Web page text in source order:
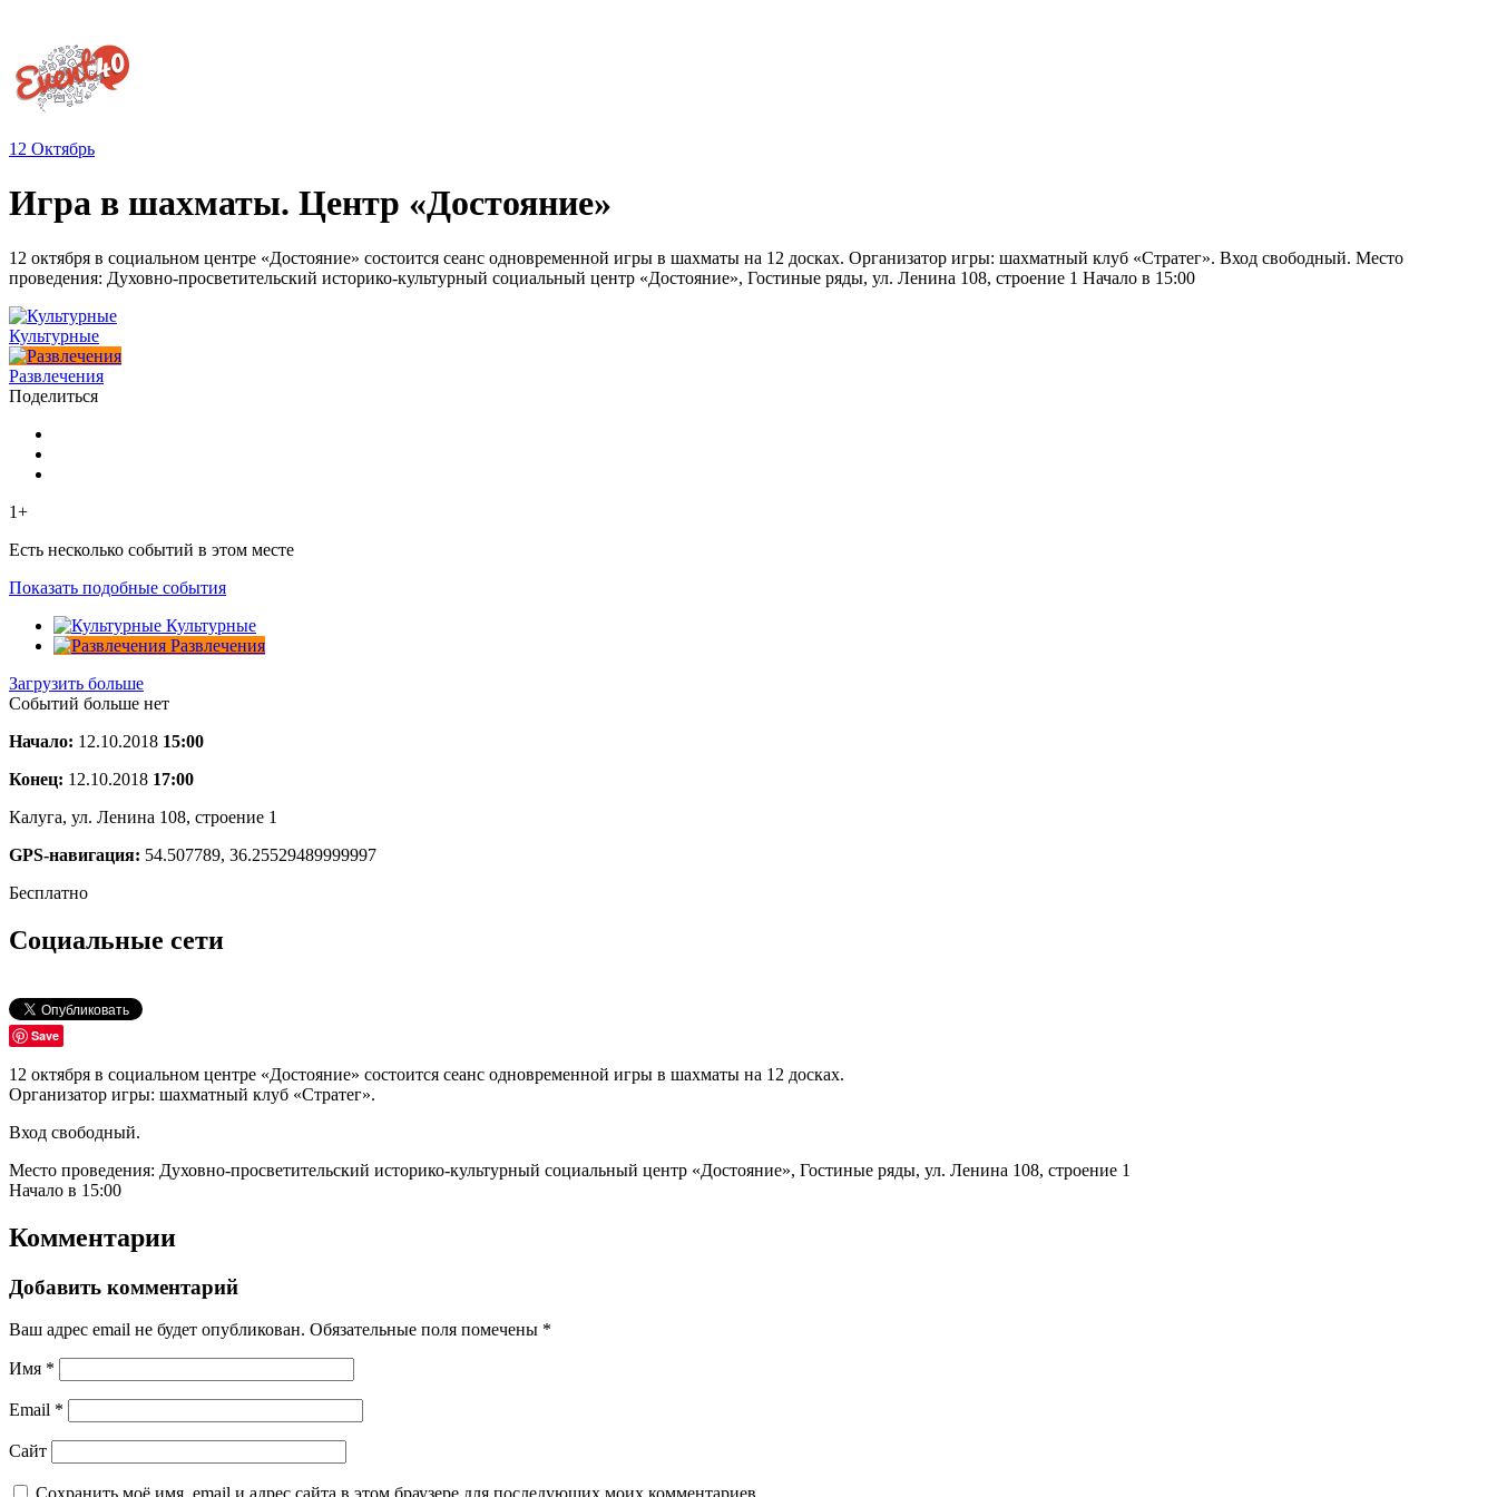
12 Октябрь
Игра в шахматы. Центр «Достояние»
12 октября в социальном центре «Достояние» состоится сеанс одновременной игры в шахматы на 12 досках. Организатор игры: шахматный клуб «Стратег». Вход свободный. Место
проведения: Духовно-просветительский историко-культурный социальный центр «Достояние», Гостиные ряды, ул. Ленина 108, строение 1 Начало в 15:00
Культурные
Развлечения
Поделиться
1+
Есть несколько событий в этом месте
Показать подобные события
Культурные
Развлечения
Загрузить больше
Событий больше нет
Начало: 12.10.2018 15:00
Конец: 12.10.2018 17:00
Калуга, ул. Ленина 108, строение 1
GPS-навигация: 54.507789, 36.25529489999997
Бесплатно
Социальные сети
Save
12 октября в социальном центре «Достояние» состоится сеанс одновременной игры в шахматы на 12 досках.
Организатор игры: шахматный клуб «Стратег».
Вход свободный.
Место проведения: Духовно-просветительский историко-культурный социальный центр «Достояние», Гостиные ряды, ул. Ленина 108, строение 1
Начало в 15:00
Комментарии
Добавить комментарий
Ваш адрес email не будет опубликован. Обязательные поля помечены *
Имя *
Email *
Сайт